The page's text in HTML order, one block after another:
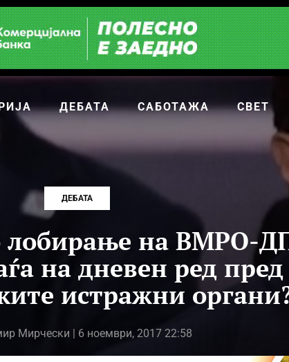
ДЕБАТА САБОТАЖА СВЕТ
ДЕБАТА
лобирање на ВМРО-
на дневен ред пред
истражни
Мирчески | 6 ноември, 2017 22:58